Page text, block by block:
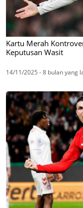
Kartu Merah
Keputusan Wasit
14/11/2025 - 8 bulan yang